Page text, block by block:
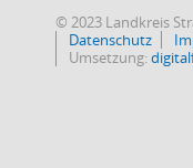
© 2023 Landkreis
Datenschutz
Umsetzung: